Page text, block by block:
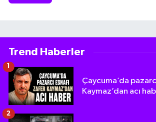
Trend Haberler
Çaycuma’da
Kaymaz’dan acı
2